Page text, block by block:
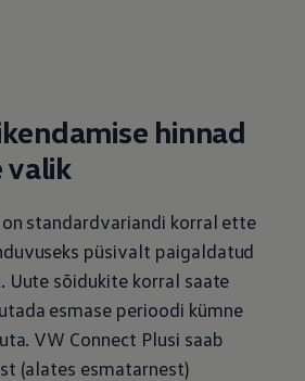
hinnad
valik
standardvariandi korral ette
püsivalt paigaldatud
Uute sõidukite korral saate
esmase perioodi kümne
VW Connect Plusi saab
(alates esmatarnest)